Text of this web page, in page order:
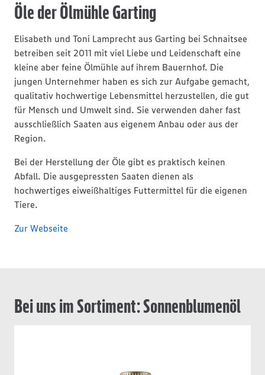
Öle der Ölmühle Garting
Elisabeth und Toni Lamprecht aus Garting bei Schnaitsee
betreiben seit 2011 mit viel Liebe und Leidenschaft eine
kleine aber feine Ölmühle auf ihrem Bauernhof. Die
jungen Unternehmer haben es sich zur Aufgabe gemacht,
qualitativ hochwertige Lebensmittel herzustellen, die gut
für Mensch und Umwelt sind. Sie verwenden daher fast
ausschließlich Saaten aus eigenem Anbau oder aus der
Region.
Bei der Herstellung der Öle gibt es praktisch keinen
Abfall. Die ausgepressten Saaten dienen als
hochwertiges eiweißhaltiges Futtermittel für die eigenen
Tiere.
Zur Webseite
Bei uns im Sortiment: Sonnenblumenöl